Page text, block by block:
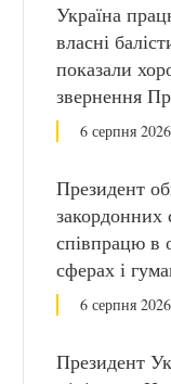
Україна
власні
показали
звернення
6 серпня
Президент
співпрацю в
сферах і
6 серпня
Президент